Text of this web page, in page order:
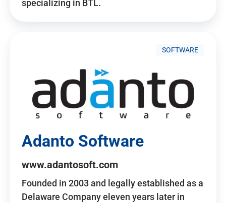
specializing in BTL.
SOFTWARE
Adanto Software
www.adantosoft.com
Founded in 2003 and legally established as a
Delaware Company eleven years later in